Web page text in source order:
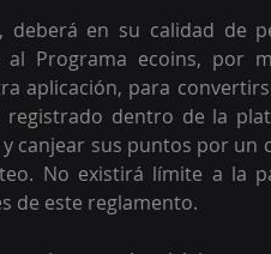
en su calidad de
Programa ecoins, por
aplicación, para
dentro de la
canjear sus puntos por un
No existirá límite a la
de este reglamento.